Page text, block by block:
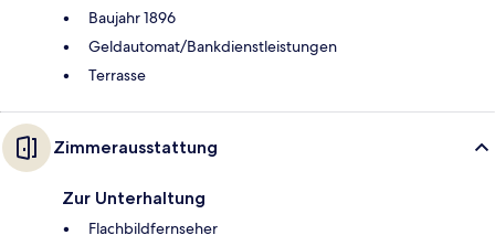
Baujahr 1896
Geldautomat/Bankdienstleistungen
Terrasse
Zimmerausstattung
Zur Unterhaltung
Flachbildfernseher